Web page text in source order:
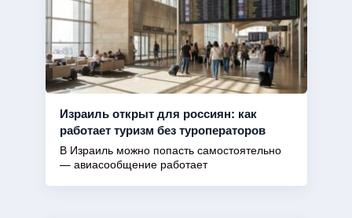
Израиль открыт для россиян: как
работает туризм без туроператоров
В Израиль можно попасть самостоятельно
— авиасообщение работает